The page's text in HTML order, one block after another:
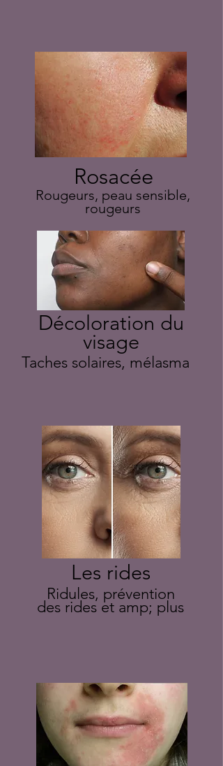
Rosacée
Rougeurs, peau sensible,
rougeurs
Décoloration du
visage
Taches solaires, mélasma
Les rides
Ridules, prévention
des rides et amp; plus